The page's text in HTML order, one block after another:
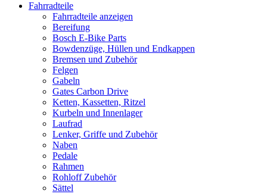
Fahrradteile
Fahrradteile anzeigen
Bereifung
Bosch E-Bike Parts
Bowdenzüge, Hüllen und Endkappen
Bremsen und Zubehör
Felgen
Gabeln
Gates Carbon Drive
Ketten, Kassetten, Ritzel
Kurbeln und Innenlager
Laufrad
Lenker, Griffe und Zubehör
Naben
Pedale
Rahmen
Rohloff Zubehör
Sättel